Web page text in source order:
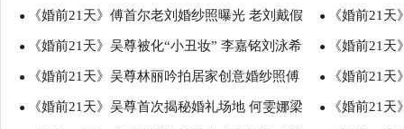
教学趣味解读“宅”
● 《婚前21天》傅首尔老刘婚纱照曝光 老刘戴假
发体验校园风
● 《婚前21
母陪同
● 《婚前21天》吴尊被化“小丑妆” 李嘉铭刘泳希
试婚纱与父母意见不一
● 《婚前21
目 老刘写歌
● 《婚前21天》吴尊林丽吟拍居家创意婚纱照傅
首尔老刘DIY农场婚礼
● 《婚前21
超婚礼请柬创
● 《婚前21天》吴尊首次揭秘婚礼场地 何雯娜梁 ● 《婚前21